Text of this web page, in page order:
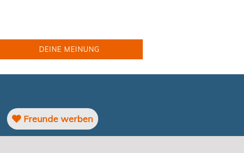
DEINE MEINUNG
Freunde werben